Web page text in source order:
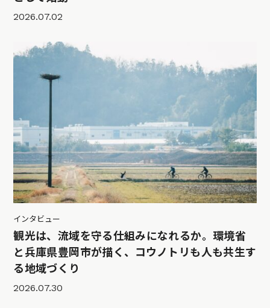
2026.07.02
インタビュー
観光は、流域を守る仕組みになれるか。環境省
と兵庫県豊岡市が描く、コウノトリも人も共生す
る地域づくり
2026.07.30